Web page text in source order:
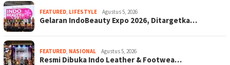
FEATURED LIFESTYLE Agustus 5, 2026
Gelaran IndoBeauty Expo 2026, Ditargetka…
FEATURED NASIONAL Agustus 5, 2026
Resmi Dibuka Indo Leather & Footwea…